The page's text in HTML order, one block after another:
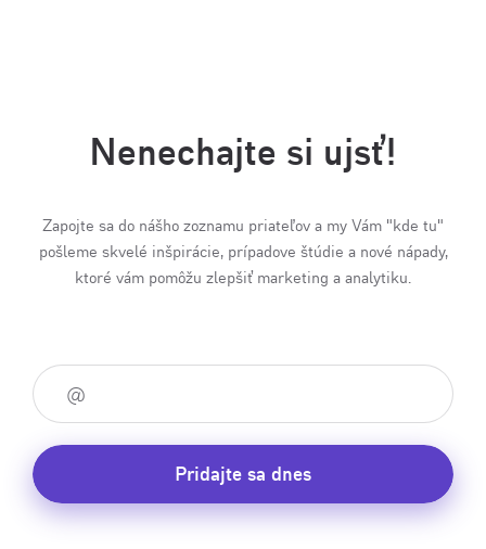
Nenechajte si ujsť!
Zapojte sa do nášho zoznamu priateľov a my Vám "kde tu"
pošleme skvelé inšpirácie, prípadove štúdie a nové nápady,
ktoré vám pomôžu zlepšiť marketing a analytiku.
Pridajte sa dnes